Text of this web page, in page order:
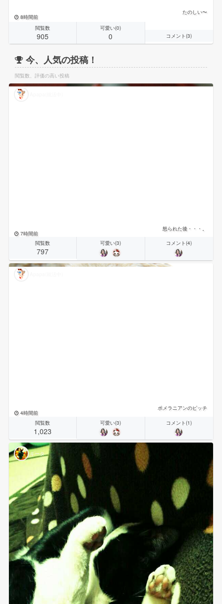
8時間前
たのしい〜
閲覧数
905
可愛い(0)
0 コメント(3)
今、人気の投稿！
閲覧数、評価の高い投稿
7時間前
怒られた後・・・。
閲覧数
797
可愛い(3) コメント(4)
4時間前
ポメラニアンのピッチ
閲覧数
1,023
可愛い(3) コメント(1)
キータ